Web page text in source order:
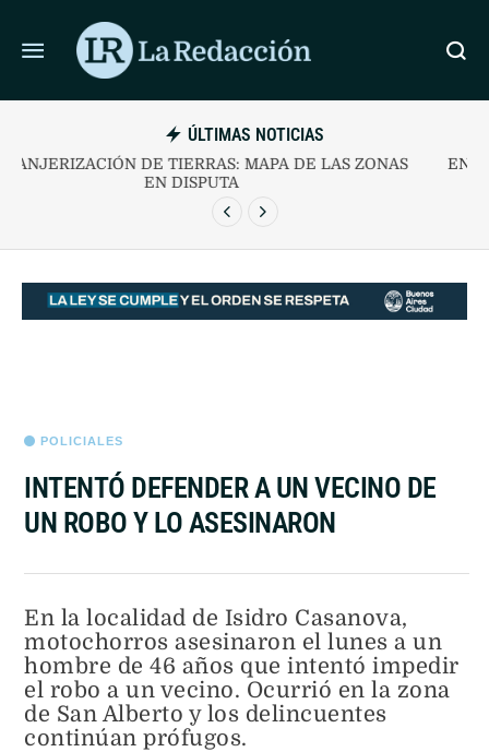
ÚLTIMAS NOTICIAS
EXTRANJERIZACIÓN DE TIERRAS: MAPA DE LAS ZONAS
EN DISPUTA
POLICIALES
INTENTÓ DEFENDER A UN VECINO DE
UN ROBO Y LO ASESINARON
En la localidad de Isidro Casanova,
motochorros asesinaron el lunes a un
hombre de 46 años que intentó impedir
el robo a un vecino. Ocurrió en la zona
de San Alberto y los delincuentes
continúan prófugos.